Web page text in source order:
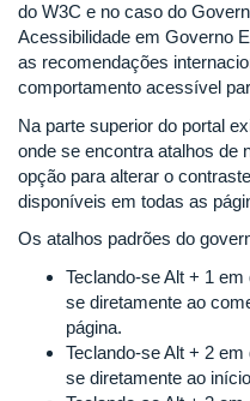
do W3C e no caso do
Acessibilidade em Governo
as recomendações
comportamento acessível
Na parte superior do portal
onde se encontra atalhos de
opção para alterar o
disponíveis em todas as
Os atalhos padrões do
Teclando-se Alt + 1
se diretamente ao
página.
Teclando-se Alt + 2
se diretamente ao